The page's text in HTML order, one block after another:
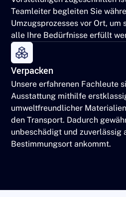
Teamleiter begleiten Sie
Umzugsprozesses vor Ort, um
alle Ihre Bedürfnisse erfüllt
Verpacken
Unsere erfahrenen Fachleute
Ausstattung mithilfe
umweltfreundlicher
den Transport. Dadurch
unbeschädigt und zuverlässig
Bestimmungsort ankommt.